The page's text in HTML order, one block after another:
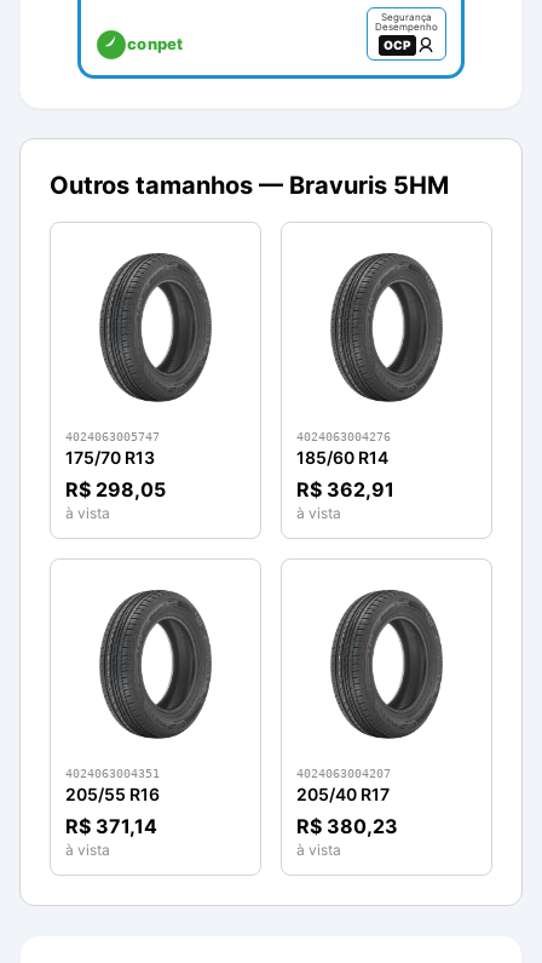
conpet
Segurança
Desempenho
OCP
Outros tamanhos — Bravuris 5HM
4024063005747
175/70 R13
R$ 298,05
à vista
4024063004276
185/60 R14
R$ 362,91
à vista
4024063004351
205/55 R16
R$ 371,14
à vista
4024063004207
205/40 R17
R$ 380,23
à vista